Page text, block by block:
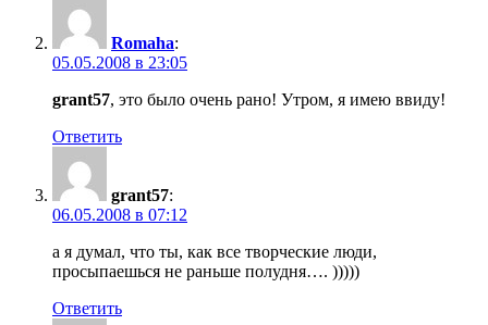
Romaha:
05.05.2008 в 23:05
grant57, это было очень рано! Утром, я имею ввиду!
Ответить
grant57:
06.05.2008 в 07:12
а я думал, что ты, как все творческие люди,
просыпаешься не раньше полудня…. )))))
Ответить